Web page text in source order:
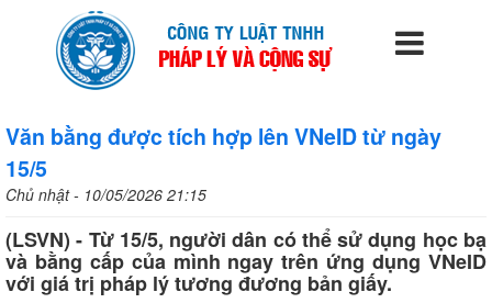
Văn bằng được tích hợp lên VNeID từ ngày
15/5
Chủ nhật - 10/05/2026 21:15
(LSVN) - Từ 15/5, người dân có thể sử dụng học bạ
và bằng cấp của mình ngay trên ứng dụng VNeID
với giá trị pháp lý tương đương bản giấy.